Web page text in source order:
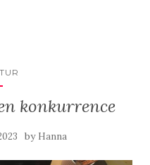
konkurrence
by Hanna